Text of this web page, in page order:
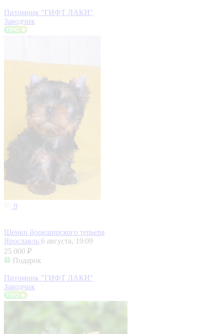
Питомник "ГИФТ ЛАКИ"
Заводчик
9
Щенки йоркширского терьера
Ярославль 6 августа, 19:09
25 000 ₽
Подарок
Питомник "ГИФТ ЛАКИ"
Заводчик